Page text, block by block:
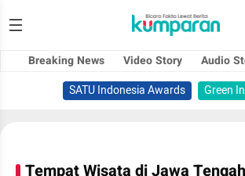
Breaking News Video Story Audio
SATU Indonesia Awards
Green
Tempat Wisata di Jawa Tengah